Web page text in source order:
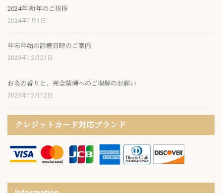
2024年 新年のご挨拶
2024年1月1日
年末年始の診療日時のご案内
2023年12月21日
お灸の香りと、完全禁煙へのご理解のお願い
2023年12月12日
クレジットカード対応ブランド